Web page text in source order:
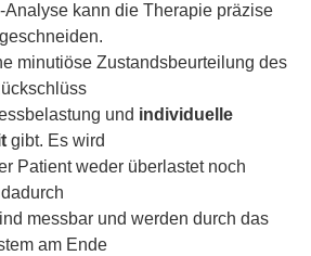
Analyse kann die Therapie präzise
minutiöse Zustandsbeurteilung des
und individuelle
gibt. Es wird
Patient weder überlastet noch
messbar und werden durch das
am Ende